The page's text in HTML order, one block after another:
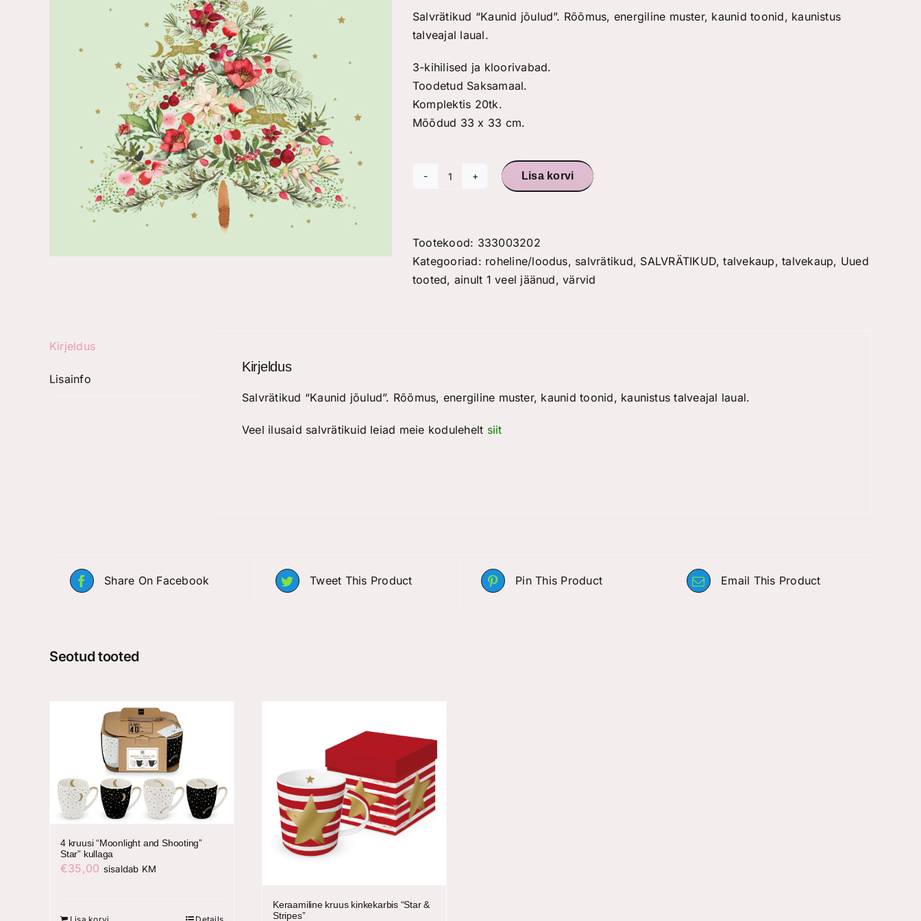
Salvrätikud “Kaunid jõulud”. Rõõmus, energiline muster, kaunid toonid, kaunistus
talveajal laual.
3-kihilised ja kloorivabad.
Toodetud Saksamaal.
Komplektis 20tk.
Mõõdud 33 x 33 cm.
Salvrätikud
kogus
Lisa korvi
Tootekood: 333003202
Kategooriad: roheline/loodus, salvrätikud, SALVRÄTIKUD,talvekaup,talvekaup, Uued
tooted, ainult 1 veel jäänud,värvid
Kirjeldus
Lisainfo
Kirjeldus
Salvrätikud “Kaunid jõulud”. Rõõmus, energiline muster, kaunid toonid, kaunistus talveajal laual.
Veel ilusaid salvrätikuid leiad meie kodulehelt siit
Share On Facebook Tweet This Product Pin This Product Email This Product
Seotud tooted
4 kruusi “Moonlight and Shooting”
Star” kullaga
€35,00 sisaldab KM
Keraamiline kruus kinkekarbis “Star &
Stripes”